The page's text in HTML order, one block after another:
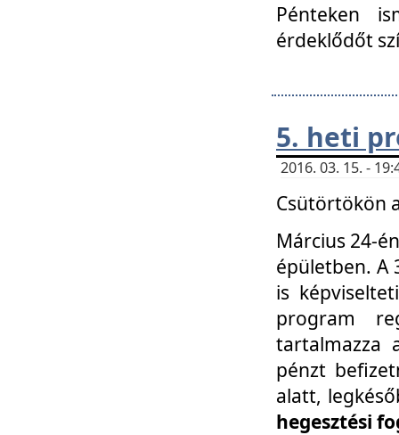
Pénteken
érdeklődőt
5. heti
2016. 03. 15. -
Csütörtökön
Március 24-
épületben. A
is
program
tartalmazza
pénzt
alatt,
hegesztési